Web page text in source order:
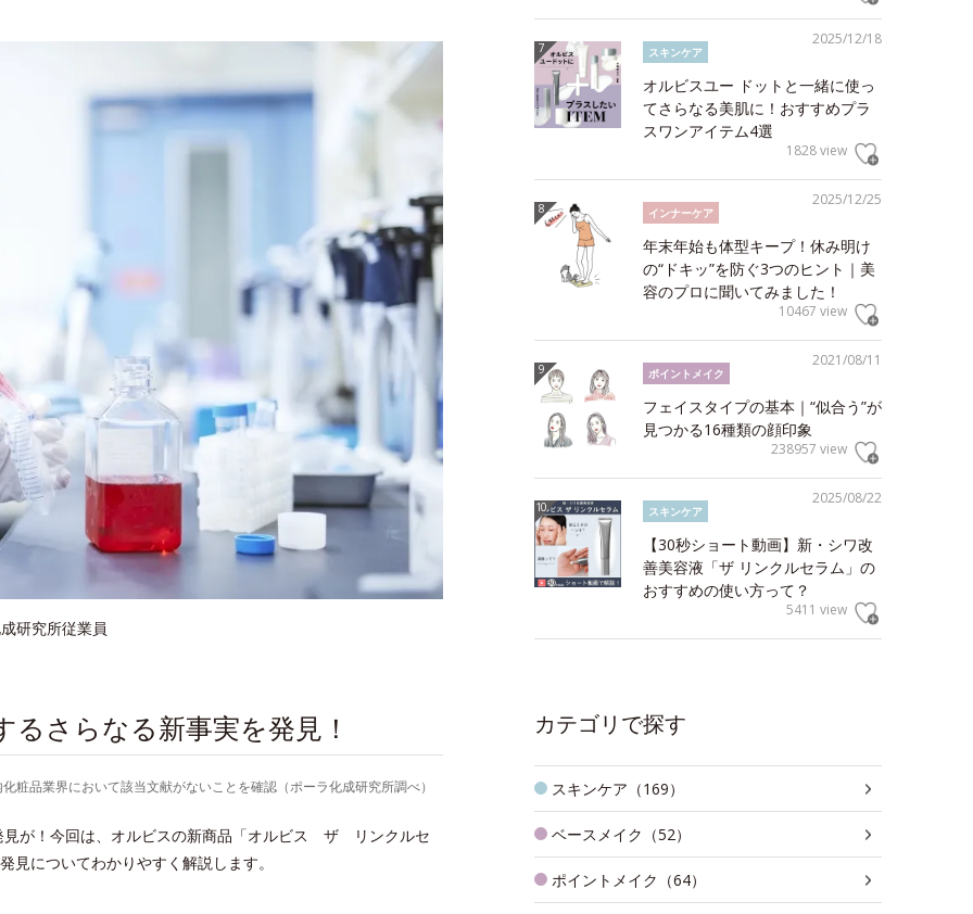
研究所従業員
さらなる新事実を発見！
品業界において該当文献がないことを確認（ポーラ化成研究所調べ）
見が！今回は、オルビスの新商品「オルビス ザ リンクルセ
についてわかりやすく解説します。
2025/12/18
スキンケア
オルビスユー ドットと一緒に使っ
てさらなる美肌に！おすすめプラ
スワンアイテム4選
1828 view
2025/12/25
インナーケア
年末年始も体型キープ！休み明け
の“ドキッ”を防ぐ3つのヒント｜美
容のプロに聞いてみました！
10467 view
2021/08/11
ポイントメイク
フェイスタイプの基本｜“似合う”が
見つかる16種類の顔印象
238957 view
2025/08/22
スキンケア
【30秒ショート動画】新・シワ改
善美容液「ザ リンクルセラム」の
おすすめの使い方って？
5411 view
カテゴリで探す
スキンケア（169）
ベースメイク（52）
ポイントメイク（64）